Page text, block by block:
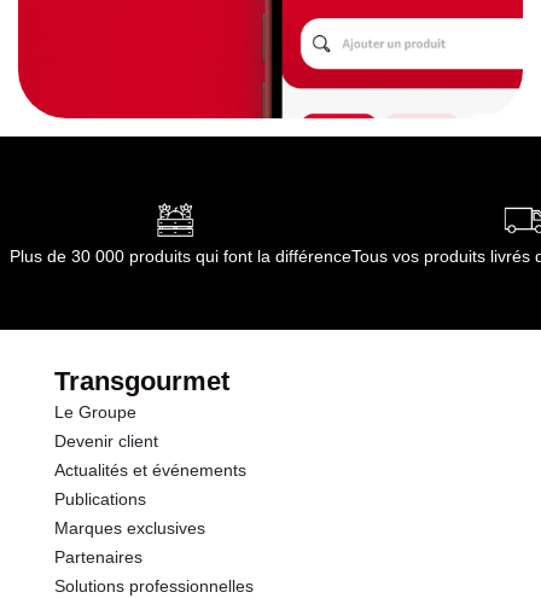
Plus de 30 000 produits qui font la différenceTous vos produits livrés
Transgourmet
Le Groupe
Devenir client
Actualités et événements
Publications
Marques exclusives
Partenaires
Solutions professionnelles